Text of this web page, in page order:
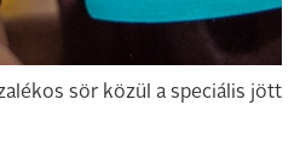
sör közül a speciális jött